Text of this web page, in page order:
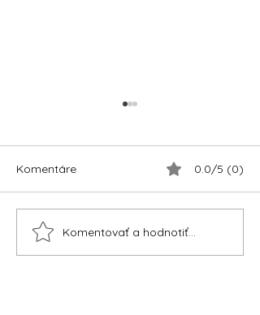
Funguje drogová
prevencia?
Komentáre 0.0/5 (0)
Komentovať a hodnotiť...